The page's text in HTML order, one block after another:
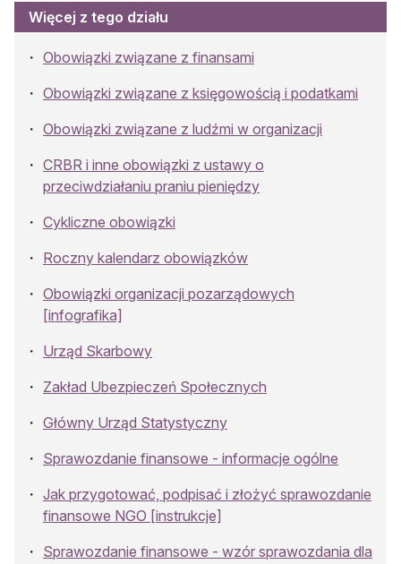
Więcej z tego działu
Obowiązki związane z finansami
Obowiązki związane z księgowością i podatkami
Obowiązki związane z ludźmi w organizacji
CRBR i inne obowiązki z ustawy o
przeciwdziałaniu praniu pieniędzy
Cykliczne obowiązki
Roczny kalendarz obowiązków
Obowiązki organizacji pozarządowych
[infografika]
Urząd Skarbowy
Zakład Ubezpieczeń Społecznych
Główny Urząd Statystyczny
Sprawozdanie finansowe - informacje ogólne
Jak przygotować, podpisać i złożyć sprawozdanie
finansowe NGO [instrukcje]
Sprawozdanie finansowe - wzór sprawozdania dla